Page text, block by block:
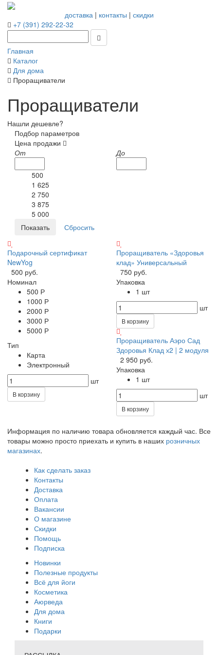
доставка| контакты | скидки
+7 (391) 292-22-32
Главная
Каталог
Для дома
Проращиватели
Проращиватели
Нашли дешевле?
Подбор параметров
Цена продажи
От
До
500
1 625
2 750
3 875
5 000
Подарочный сертификат
NewYog
500 руб.
Номинал
500 Р
1000 Р
2000 Р
3000 Р
5000 Р
Тип
Карта
Электронный
шт
В корзину
Проращиватель «Здоровья
клад» Универсальный
750 руб.
Упаковка
1 шт
шт
В корзину
Проращиватель Аэро Сад
Здоровья Клад х2 | 2 модуля
2 950 руб.
Упаковка
1 шт
шт
В корзину
Информация по наличию товара обновляется каждый час. Все
товары можно просто приехать и купить в наших розничных
магазинах.
Как сделать заказ
Контакты
Доставка
Оплата
Вакансии
О магазине
Скидки
Помощь
Подписка
Новинки
Полезные продукты
Всё для йоги
Косметика
Аюрведа
Для дома
Книги
Подарки